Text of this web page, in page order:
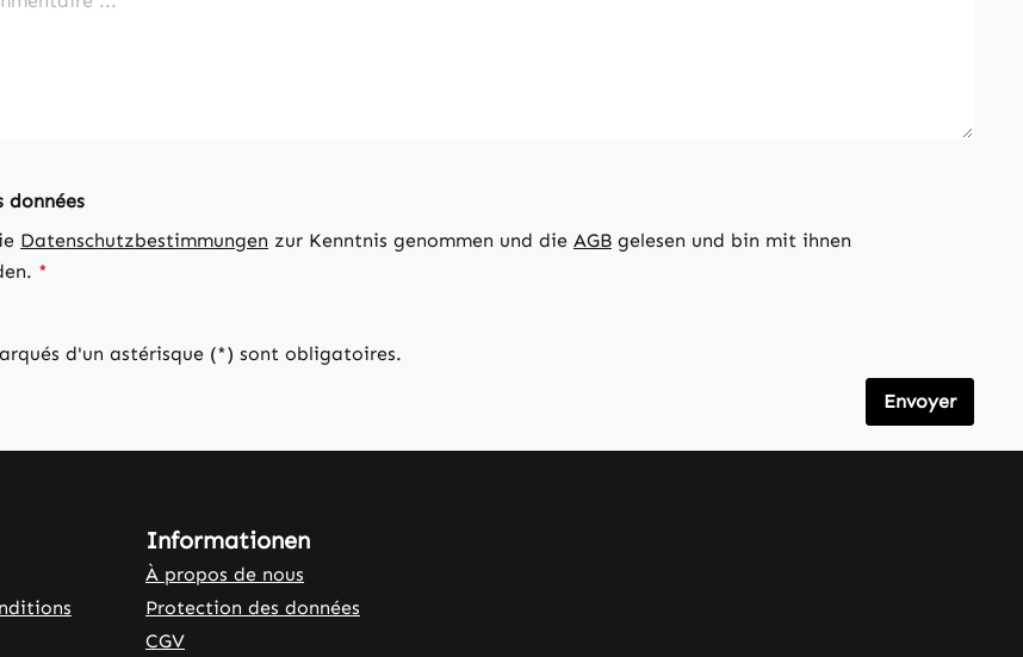
données
Datenschutzbestimmungen zur Kenntnis genommen und die AGB gelesen und bin mit ihnen
*
d'un astérisque (*) sont obligatoires.
Envoyer
Informationen
À propos de nous
Protection des données
CGV